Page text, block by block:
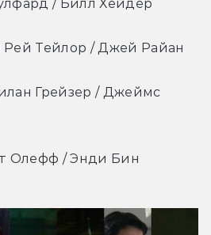
/ Билл Хейдер
Тейлор / Джей Райан
Грейзер / Джеймс
Олефф / Энди Бин